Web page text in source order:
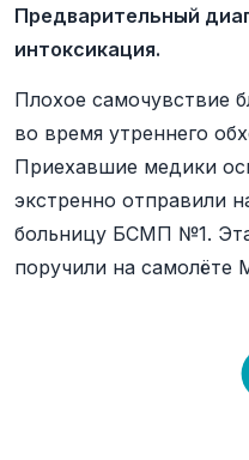
Предварительный
интоксикация.
Плохое самочувствие
во время утреннего
Приехавшие медики
экстренно отправили
больницу БСМП №1.
поручили на самолёте